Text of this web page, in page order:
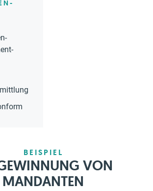
BEISPIEL
VON
MANDANTEN